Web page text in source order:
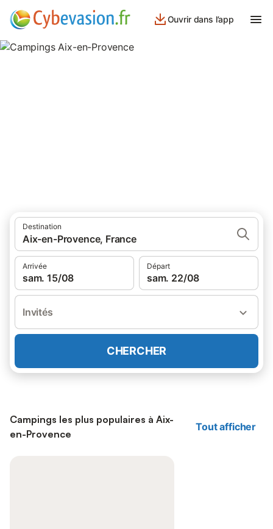
Ouvrir dans l’app
Destination
Aix-en-Provence, France
Arrivée
sam. 15/08
Départ
sam. 22/08
Invités
CHERCHER
Campings les plus populaires à Aix-
en-Provence
Tout afficher